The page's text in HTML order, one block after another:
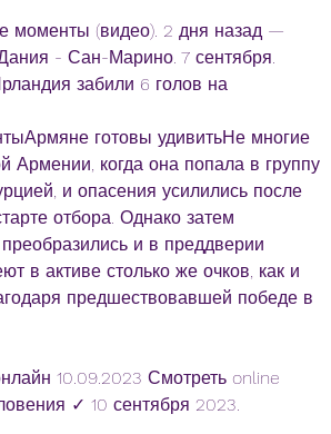
(видео). 2 дня назад —
- Сан-Марино. 7 сентября.
забили 6 голов на
готовы удивитьНе многие
Армении, когда она попала в группу
и опасения усилились после
отбора. Однако затем
и в преддверии
в активе столько же очков, как и
предшествовавшей победе в
10.09.2023 Смотреть online
✓ 10 сентября 2023.